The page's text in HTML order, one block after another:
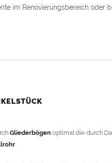
im Renovierungsbereich oder
Anpassung und Montage der
Gliederbögen optimal die durch